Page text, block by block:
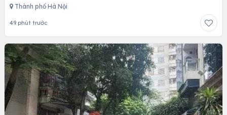
Thành phố Hà Nội
49 phút trước